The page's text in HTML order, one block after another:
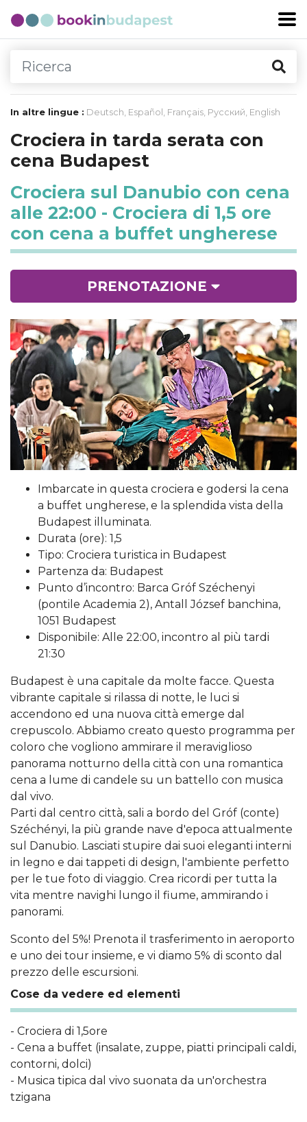
In altre lingue : Deutsch, Español , Français, Русский, English
Crociera in tarda serata con
cena Budapest
Crociera sul Danubio con cena
alle 22:00 - Crociera di 1,5 ore
con cena a buffet ungherese
Imbarcate in questa crociera e godersi la cena
a buffet ungherese, e la splendida vista della
Budapest illuminata.
Durata (ore): 1,5
Tipo: Crociera turistica in Budapest
Partenza da: Budapest
Punto d’incontro: Barca Gróf Széchenyi
(pontile Academia 2), Antall József banchina,
1051 Budapest
Disponibile: Alle 22:00, incontro al più tardi
21:30
Budapest è una capitale da molte facce. Questa
vibrante capitale si rilassa di notte, le luci si
accendono ed una nuova città emerge dal
crepuscolo. Abbiamo creato questo programma per
coloro che vogliono ammirare il meraviglioso
panorama notturno della città con una romantica
cena a lume di candele su un battello con musica
dal vivo.
Parti dal centro città, sali a bordo del Gróf (conte)
Széchényi, la più grande nave d'epoca attualmente
sul Danubio. Lasciati stupire dai suoi eleganti interni
in legno e dai tappeti di design, l'ambiente perfetto
per le tue foto di viaggio. Crea ricordi per tutta la
vita mentre navighi lungo il fiume, ammirando i
panorami.
Sconto del 5%! Prenota il trasferimento in aeroporto
e uno dei tour insieme, e vi diamo 5% di sconto dal
prezzo delle escursioni.
Cose da vedere ed elementi
- Crociera di 1,5ore
- Cena a buffet (insalate, zuppe, piatti principali caldi,
contorni, dolci)
- Musica tipica dal vivo suonata da un'orchestra
tzigana
PRENOTAZIONE